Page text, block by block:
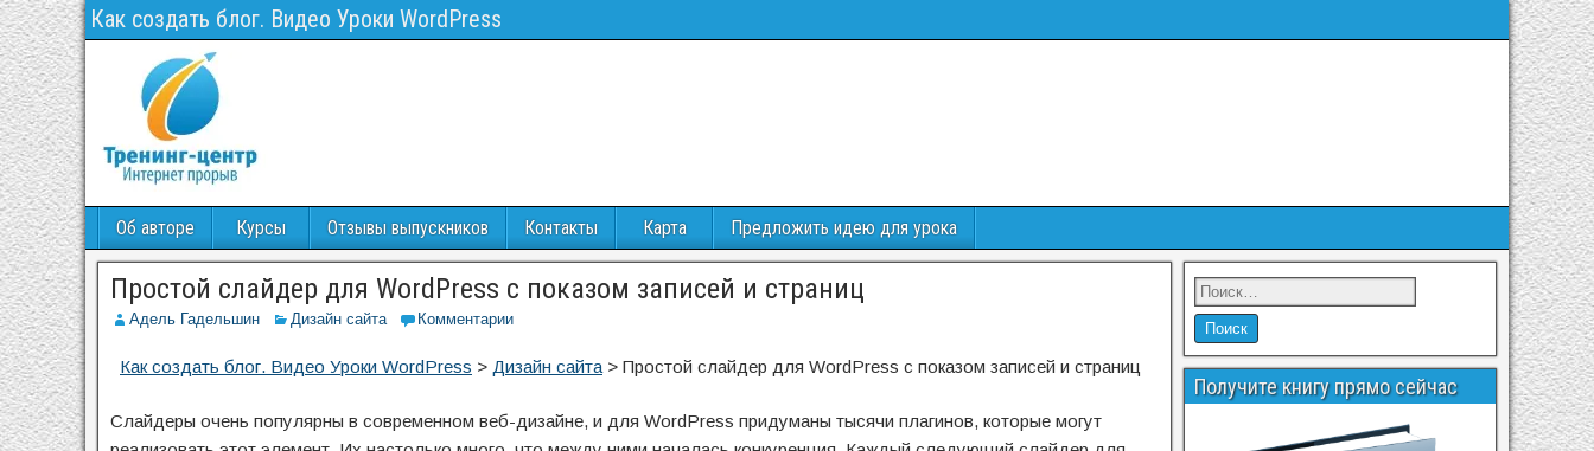
Как создать блог. Видео Уроки WordPress
Об авторе Курсы Отзывы выпускников Контакты Карта Предложить идею для урока
Простой слайдер для WordPress с показом записей и страниц
Адель Гадельшин Дизайн сайта Комментарии
Как создать блог. Видео Уроки WordPress > Дизайн сайта > Простой слайдер для WordPress с показом записей и страниц
Слайдеры очень популярны в современном веб-дизайне, и для WordPress придуманы тысячи плагинов, которые могут
Получите книгу прямо сейчас